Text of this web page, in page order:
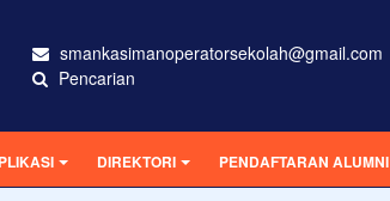
smankasimanoperatorsekolah@gmail.com
Pencarian
DIREKTORI PENDAFTARAN ALUMNI